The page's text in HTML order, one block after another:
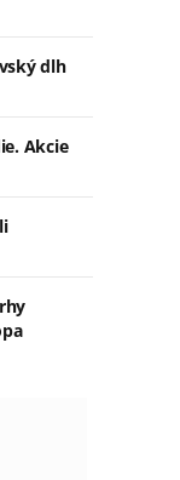
dlh
Akcie